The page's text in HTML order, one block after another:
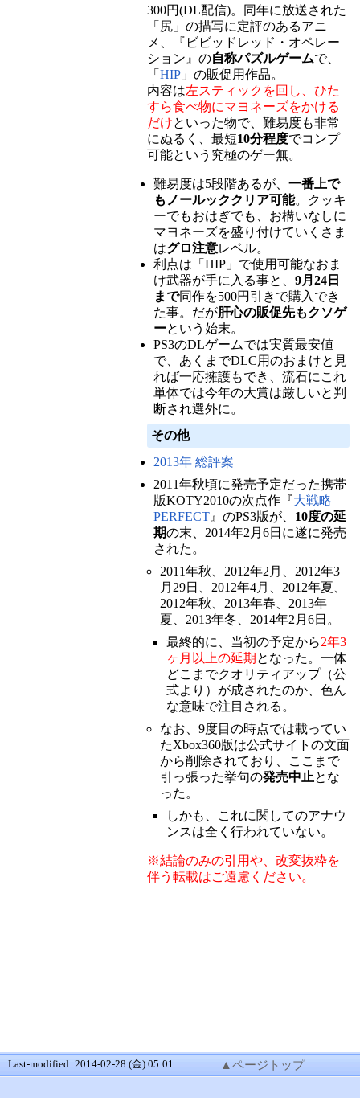
300円(DL配信)。同年に放送された
「尻」の描写に定評のあるアニ
メ、『ビビッドレッド・オペレー
ション』の自称パズルゲームで、
「 HIP 」の販促用作品。
内容は左スティックを回し、ひた
すら食べ物にマヨネーズをかける
だけといった物で、難易度も非常
にぬるく、最短10分程度でコンプ
可能という究極のゲー無。
難易度は5段階あるが、 一番上で
もノールッククリア可能。クッキ
ーでもおはぎでも、お構いなしに
マヨネーズを盛り付けていくさま
はグロ注意レベル。
利点は「HIP」で使用可能なおま
け武器が手に入る事と、 9月24日
まで同作を500円引きで購入でき
た事。だが肝心の販促先もクソゲ
ーという始末。
PS3のDLゲームでは実質最安値
で、あくまでDLC用のおまけと見
れば一応擁護もでき、流石にこれ
単体では今年の大賞は厳しいと判
断され選外に。
その他
2013年 総評案
2011年秋頃に発売予定だった携帯
版KOTY2010の次点作『大戦略
PERFECT 』のPS3版が、 10度の延
期の末、2014年2月6日に遂に発売
された。
2011年秋、2012年2月、2012年3
月29日、2012年4月、2012年夏、
2012年秋、2013年春、2013年
夏、2013年冬、2014年2月6日。
最終的に、当初の予定から2年3
ヶ月以上の延期 となった。一体
どこまでクオリティアップ（公
式より）が成されたのか、色ん
な意味で注目される。
なお、9度目の時点では載ってい
たXbox360版は公式サイトの文面
から削除されており、ここまで
引っ張った挙句の発売中止とな
った。
しかも、これに関してのアナウ
ンスは全く行われていない。
※結論のみの引用や、改変抜粋を
伴う転載はご遠慮ください。
Last-modified: 2014-02-28 (金) 05:01 ▲ページトップ